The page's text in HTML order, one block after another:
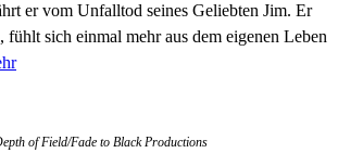
er vom Unfalltod seines Geliebten Jim. Er
fühlt sich einmal mehr aus dem eigenen Leben
of Field/Fade to Black Productions